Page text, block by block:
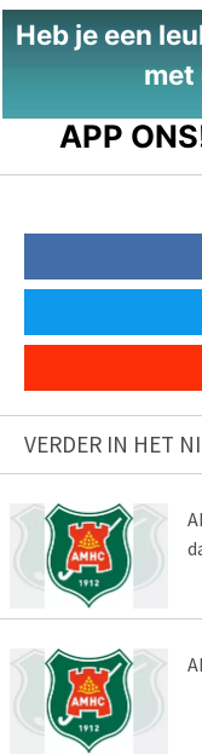
Heb je een
met
APP
VERDER IN HET